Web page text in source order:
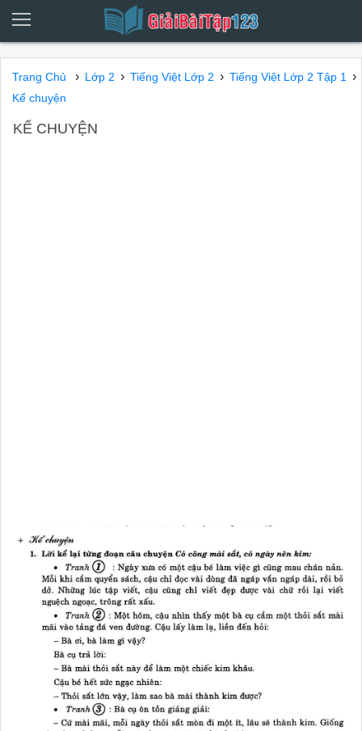
Trang Chủ › Lớp 2 › Tiếng Việt Lớp 2 › Tiếng Việt Lớp 2 Tập 1 ›
Kể chuyện
KỂ CHUYỆN